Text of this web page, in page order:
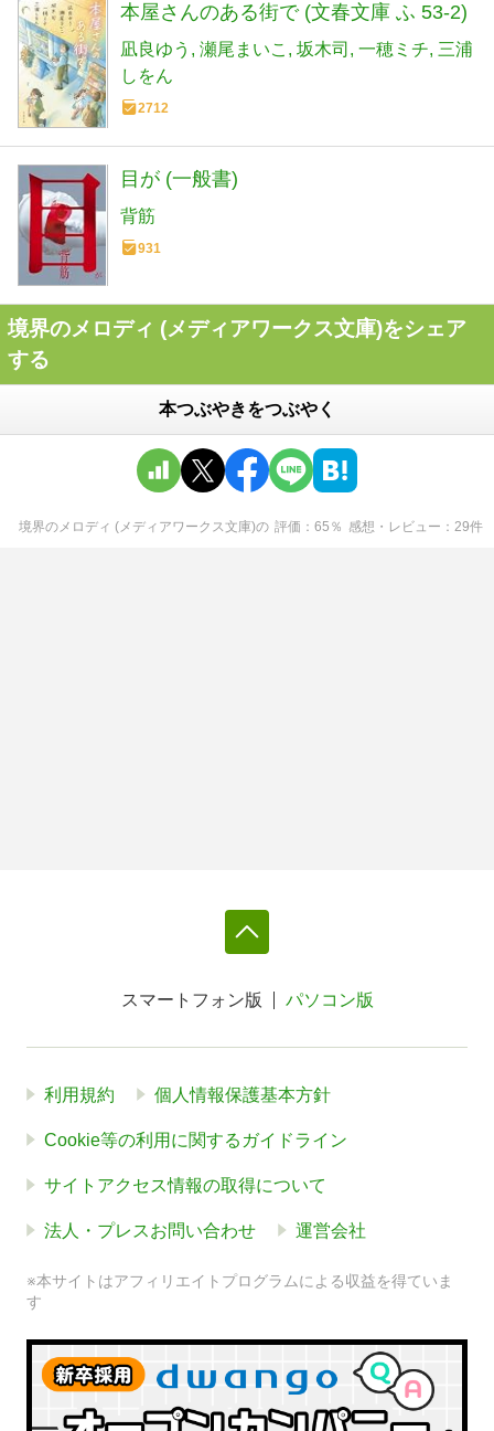
本屋さんのある街で (文春文庫 ふ 53-2)
凪良ゆう 瀬尾まいこ 坂木司 一穂ミチ 三浦
しをん
2712
目が (一般書)
背筋
931
境界のメロディ (メディアワークス文庫)をシェア
する
本つぶやきをつぶやく
境界のメロディ (メディアワークス文庫)の 評価 65 ％ 感想・レビュー 29件
スマートフォン版 パソコン版
利用規約 個人情報保護基本方針
Cookie等の利用に関するガイドライン
サイトアクセス情報の取得について
法人・プレスお問い合わせ 運営会社
※本サイトはアフィリエイトプログラムによる収益を得ていま
す